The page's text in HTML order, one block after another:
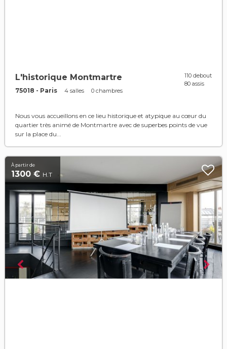
L'historique Montmartre
75018 - Paris 4 salles 0 chambres
110 debout
80 assis
Nous vous accueillons en ce lieu historique et atypique au cœur du
quartier très animé de Montmartre avec de superbes points de vue
sur la place du...
À partir de
1300 € H.T